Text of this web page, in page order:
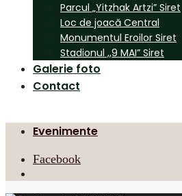
Parcul „Yitzhak Artzi” Siret
Loc de joacă Central
Monumentul Eroilor Siret
Stadionul ,,9 MAI” Siret
Galerie foto
Contact
Evenimente
Facebook